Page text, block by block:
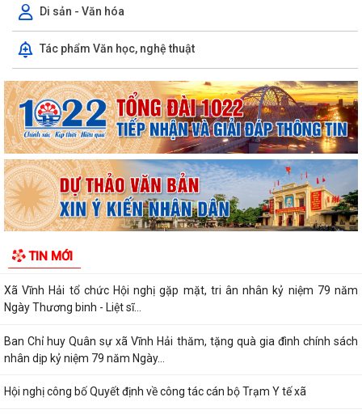
Di sản - Văn hóa
Tác phẩm Văn học, nghệ thuật
TIN MỚI
chính sách, người có công...
Quyết định về việc phê duyệt phương án tái cấu trúc thủ tục hành
chính lĩnh vực trẻ em thuộc phạm...
Phát huy truyền thống "Uống nước nhớ nguồn", tri ân các anh hùng liệt
sĩ, thương binh, bệnh binh và...
Xã Vĩnh Hải tổ chức Hội nghị gặp mặt, tri ân nhân kỷ niệm 79 năm
Ngày Thương binh - Liệt sĩ...
Ban Chỉ huy Quân sự xã Vĩnh Hải thăm, tặng quà gia đình chính sách
nhân dịp kỷ niệm 79 năm Ngày...
2030 trên địa bàn thành phố Hải...
TUYÊN TRUYỀN, HỖ TRỢ NGƯỜI DÂN THỰC HIỆN THỦ...
binh, bệnh binh và các gia...